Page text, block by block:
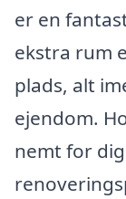
er en
ekstra rum
plads, alt
ejendom.
nemt for